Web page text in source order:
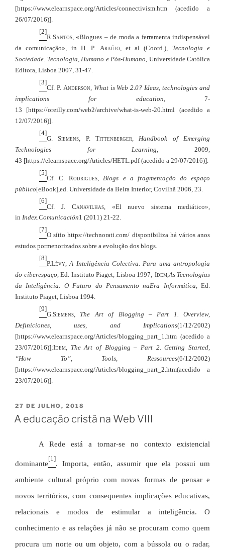
[https://www.elearnspace.org/Articles/connectivism.htm (acedido a
26/07/2016)].
[2]
R. Santos,«Blogues – de moda a ferramenta indispensável
da comunicação», in H. P. Araújo , et al (Coord.), Tecnologia e
Sociedade. Tecnologia, Humano e Pós-Humano , Universidade Católica
Editora, Lisboa 2007, 31-47.
[3]
Cf. P. Anderson What is Web 2.0? Ideas, technologies and
implications for education , 7-
13 [https://oreilly.com/web2/archive/what-is-web-20.html (acedido a
12/07/2016)].
[4]
G.Siemens, P. Tittenberger
Handbook of Emerging
Technologies for Learning , 2009,
43 [https://elearnspace.org/Articles/HETL.pdf (acedido a 29/07/2016)].
[5]
Cf. C.Rodrigues
Blogs e a fragmentação do espaço
público[eBook],ed. Universidade da Beira Interior, Covilhã 2006, 23.
[6]
Cf. J. Canavilhas, «El nuevo sistema mediático»,
in Index.Comunicación1 (2011) 21-22.
[7]
O sítio https://technorati.com/ disponibiliza há vários anos
estudos pormenorizados sobre a evolução dos blogs.
[8]
P.Lévy,A Inteligência Colectiva. Para uma antropologia
do ciberespaço, Ed. Instituto Piaget, Lisboa 1997; Idem,As Tecnologias
da Inteligência. O Futuro do Pensamento naEra Informática, Ed.
Instituto Piaget, Lisboa 1994.
[9]
G.Siemens, The Art of Blogging – Part 1. Overview,
Definiciones, uses, and Implications(1/12/2002)
[https://www.elearnspace.org/Articles/blogging_part_1.htm (acedido a
23/07/2016)];Idem, The Art of Blogging – Part 2. Getting Started,
“How To”, Tools, Ressources(6/12/2002)
[https://www.elearnspace.org/Articles/blogging_part_2.htm(acedido a
23/07/2016)].
PUBLICADO
EM
27 DE JULHO, 2018
A educação cristã na Web VIII
A Rede está a tornar-se no contexto existencial
dominante
[1]
. Importa, então, assumir que ela possui um
ambiente cultural próprio com novas formas de pensar e
novos territórios, com consequentes implicações educativas,
relacionais e modos de estimular a inteligência. O
conhecimento e as relações já não se procuram como quem
procura um norte ou um objeto, com a bússola ou o radar,